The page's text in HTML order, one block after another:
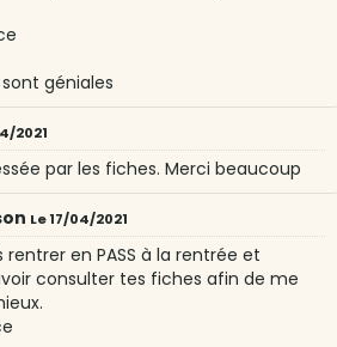
géniales
2021
par les fiches. Merci beaucoup
Le 17/04/2021
rentrer en PASS à la rentrée et
consulter tes fiches afin de me